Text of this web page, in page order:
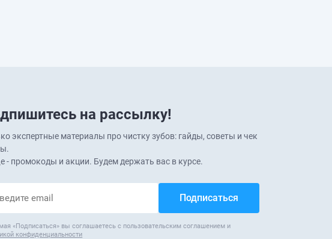
на рассылку!
экспертные материалы про чистку зубов: гайды, советы и чек
- промокоды и акции. Будем держать вас в курсе.
«Подписаться» вы соглашаетесь с пользовательским соглашением и
конфиденциальности